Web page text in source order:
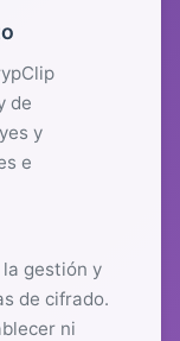
de
y
e
gestión y
de cifrado.
ni